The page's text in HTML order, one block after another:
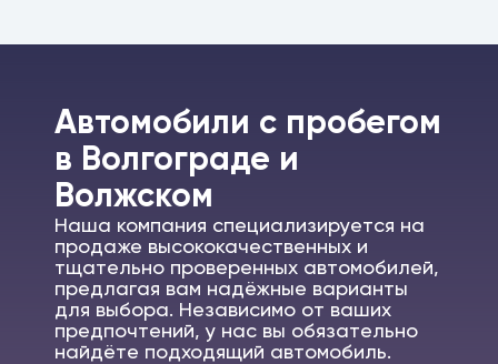
Автомобили c пробегом
в Волгограде и
Волжском
Наша компания специализируется на
продаже высококачественных и
тщательно проверенных автомобилей,
предлагая вам надёжные варианты
для выбора. Независимо от ваших
предпочтений, у нас вы обязательно
найдёте подходящий автомобиль.